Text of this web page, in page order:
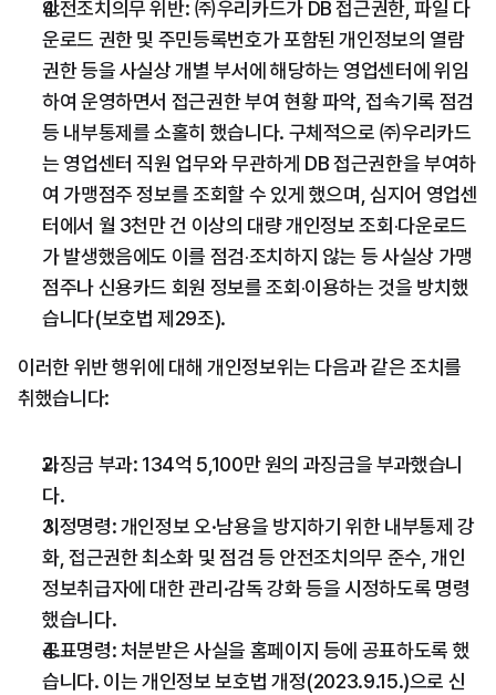
안전조치의무 위반: ㈜우리카드가 DB 접근권한, 파일 다
운로드 권한 및 주민등록번호가 포함된 개인정보의 열람
권한 등을 사실상 개별 부서에 해당하는 영업센터에 위임
하여 운영하면서 접근권한 부여 현황 파악, 접속기록 점검
등 내부통제를 소홀히 했습니다. 구체적으로 ㈜우리카드
는 영업센터 직원 업무와 무관하게 DB 접근권한을 부여하
여 가맹점주 정보를 조회할 수 있게 했으며, 심지어 영업센
터에서 월 3천만 건 이상의 대량 개인정보 조회‧다운로드
가 발생했음에도 이를 점검‧조치하지 않는 등 사실상 가맹
점주나 신용카드 회원 정보를 조회‧이용하는 것을 방치했
습니다(보호법 제29조).
이러한 위반 행위에 대해 개인정보위는 다음과 같은 조치를
취했습니다:
과징금 부과: 134억 5,100만 원의 과징금을 부과했습니
다.
시정명령: 개인정보 오·남용을 방지하기 위한 내부통제 강
화, 접근권한 최소화 및 점검 등 안전조치의무 준수, 개인
정보취급자에 대한 관리·감독 강화 등을 시정하도록 명령
했습니다.
공표명령: 처분받은 사실을 홈페이지 등에 공표하도록 했
습니다. 이는 개인정보 보호법 개정(2023.9.15.)으로 신